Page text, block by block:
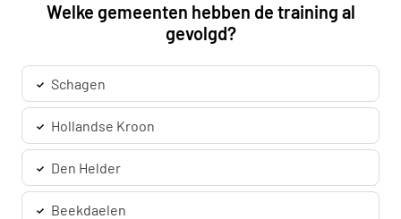
Welke gemeenten hebben de training al
gevolgd?
Schagen
Hollandse Kroon
Den Helder
Beekdaelen